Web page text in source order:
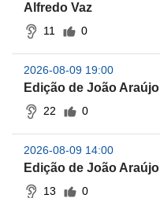
Alfredo Vaz
11 0
2026-08-09 19:00
Edição de João Araújo
22 0
2026-08-09 14:00
Edição de João Araújo
13 0